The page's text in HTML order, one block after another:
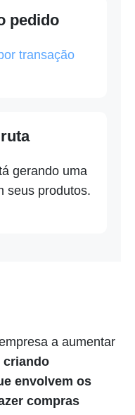
pedido
transação
gerando uma
seus produtos.
a aumentar
criando
envolvem os
compras